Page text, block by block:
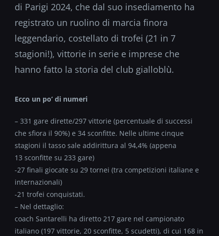
di Parigi 2024, che dal suo insediamento ha
registrato un ruolino di marcia finora
leggendario, costellato di trofei (21 in 7
stagioni!), vittorie in serie e imprese che
hanno fatto la storia del club gialloblù.
Ecco un po’ di numeri
– 331 gare dirette/297 vittorie (percentuale di successi
che sfiora il 90%) e 34 sconfitte. Nelle ultime cinque
stagioni il tasso sale addirittura al 94,4% (appena
13 sconfitte su 233 gare)
-27 finali giocate su 29 tornei (tra competizioni italiane e
internazionali)
-21 trofei conquistati.
– Nel dettaglio:
coach Santarelli ha diretto 217 gare nel campionato
italiano (197 vittorie, 20 sconfitte, 5 scudetti), di cui 168 in